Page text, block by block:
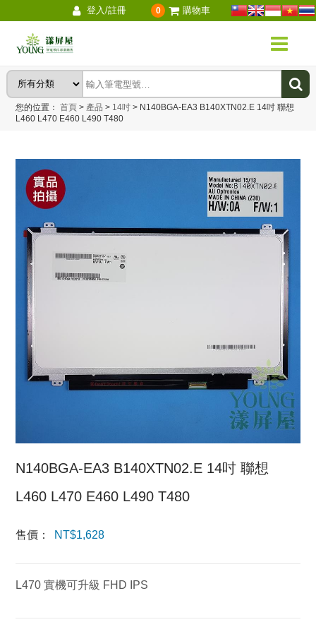
登入/註冊 0 購物車
您的位置：首頁 > 產品 > 14吋 > N140BGA-EA3 B140XTN02.E 14吋 聯想
L460 L470 E460 L490 T480
N140BGA-EA3 B140XTN02.E 14吋 聯想
L460 L470 E460 L490 T480
售價： NT$1,628
L470 實機可升級 FHD IPS